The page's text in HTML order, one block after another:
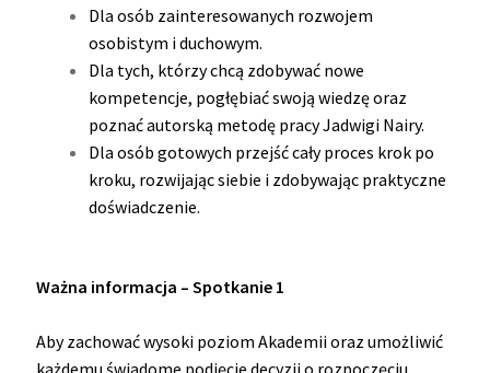
Dla osób zainteresowanych rozwojem
osobistym i duchowym.
Dla tych, którzy chcą zdobywać nowe
kompetencje, pogłębiać swoją wiedzę oraz
poznać autorską metodę pracy Jadwigi Nairy.
Dla osób gotowych przejść cały proces krok po
kroku, rozwijając siebie i zdobywając praktyczne
doświadczenie.
Ważna informacja – Spotkanie 1
Aby zachować wysoki poziom Akademii oraz umożliwić